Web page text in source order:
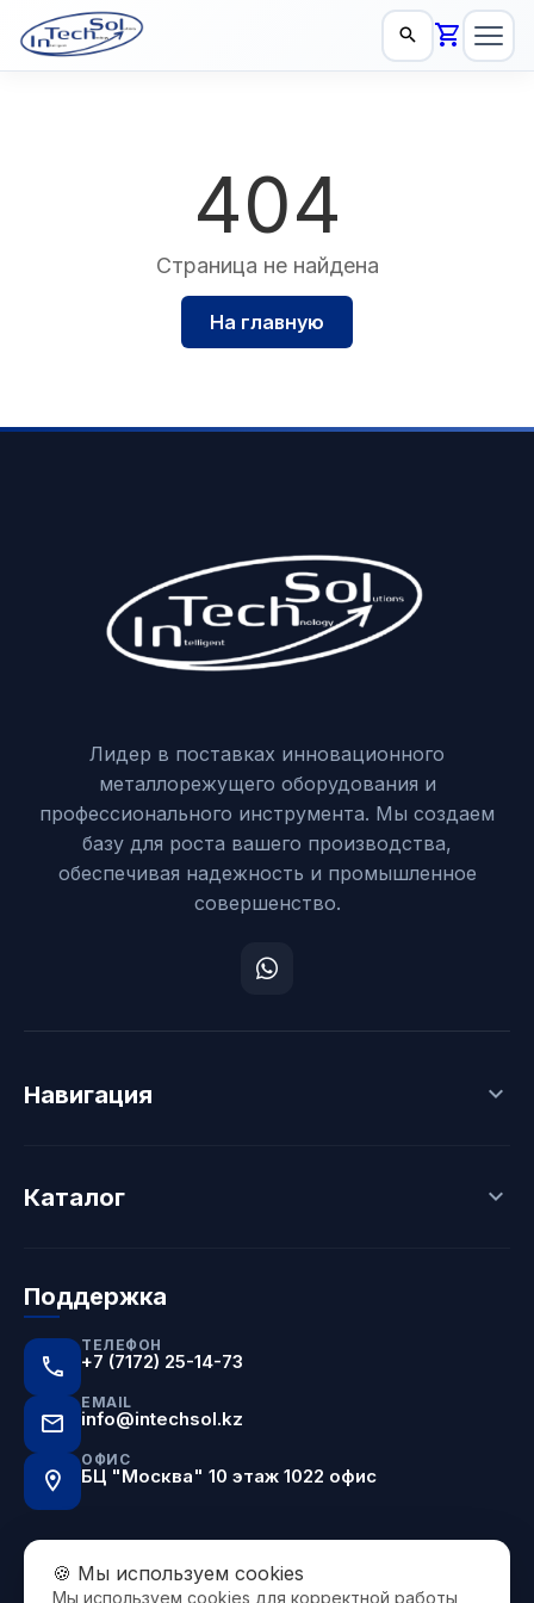
404
Страница не найдена
На главную
Лидер в поставках инновационного
металлорежущего оборудования и
профессионального инструмента. Мы создаем
базу для роста вашего производства,
обеспечивая надежность и промышленное
совершенство.
Навигация
Контакты
Каталог
Фреза
Блок
Поддержка
ТЕЛЕФОН
+7 (7172) 25-14-73
EMAIL
info@intechsol.kz
ОФИС
БЦ "Москва" 10 этаж 1022 офис
🍪 Мы используем cookies
Мы используем cookies для корректной работы